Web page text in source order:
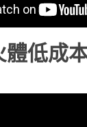
體低成